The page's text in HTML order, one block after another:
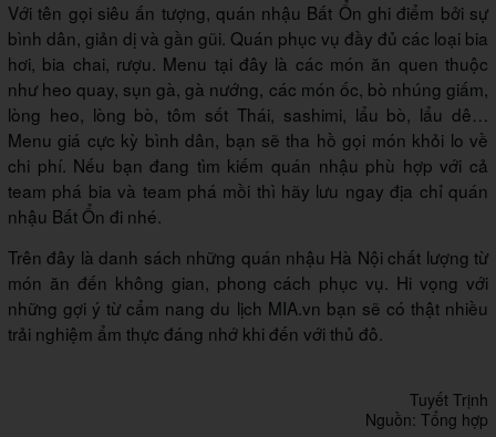
Với tên gọi siêu ấn tượng, quán nhậu Bất Ổn ghi điểm bởi sự
bình dân, giản dị và gần gũi. Quán phục vụ đầy đủ các loại bia
hơi, bia chai, rượu. Menu tại đây là các món ăn quen thuộc
như heo quay, sụn gà, gà nướng, các món ốc, bò nhúng giấm,
lòng heo, lòng bò, tôm sốt Thái, sashimi, lẩu bò, lẩu dê…
Menu giá cực kỳ bình dân, bạn sẽ tha hồ gọi món khỏi lo về
chi phí. Nếu bạn đang tìm kiếm quán nhậu phù hợp với cả
team phá bia và team phá mồi thì hãy lưu ngay địa chỉ quán
nhậu Bất Ổn đi nhé.
Trên đây là danh sách những quán nhậu Hà Nội chất lượng từ
món ăn đến không gian, phong cách phục vụ. Hi vọng với
những gợi ý từ cẩm nang du lịch MIA.vn bạn sẽ có thật nhiều
trải nghiệm ẩm thực đáng nhớ khi đến với thủ đô.
Tuyết Trịnh
Nguồn: Tổng hợp